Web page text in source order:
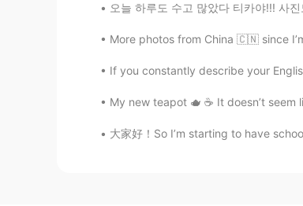
오늘 하루도 수고 많았다 티카야!!! 사진도 찍었다니 잘
More photos from China 🇨🇳 since
If you constantly describe your
My new teapot 🫖 ☕️ It doesn’t
大家好！So I’m starting to have